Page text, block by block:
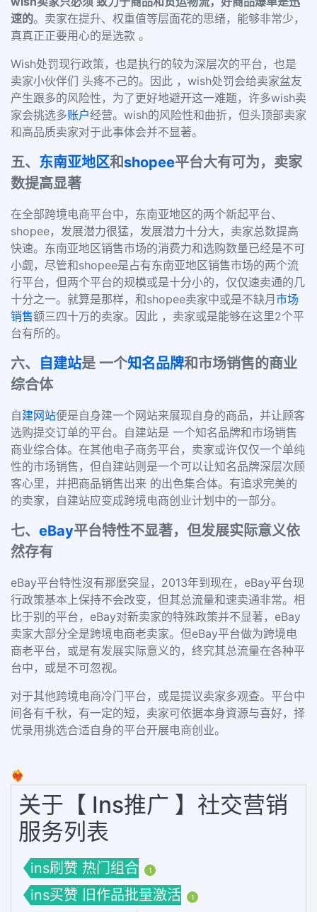
速的。卖家在提升、权重值等层面花的思绪，能够非常少，
真真正正要用心的是选款 。
Wish处罚现行政策，也是执行的较为深层次的平台，也是
卖家小伙伴们 头疼不己的。因此 ， wish处罚会给卖家盆友
产生跟多的风险性，为了更好地避开这一难题，许多wish卖
家会挑选多账户经营。 wish的风险性和曲折，但头顶部卖家
和高品质卖家对于此事体会并不显著。
五、 东南亚地区和shopee平台大有可为，卖家
数提高显著
在全部跨境电商平台中，东南亚地区的两个新起平台、
shopee，发展潜力很猛，发展潜力十分大，卖家总数提高
快速。东南亚地区销售市场的消费力和选购数量已经是不可
小觑，尽管和shopee是占有东南亚地区销售市场的两个流
行平台，但两个平台的规模或是十分小的，仅仅速卖通的几
十分之一。就算是那样， 和shopee卖家中或是不缺月市场
销售额三四十万的卖家。因此 ，卖家或是能够在这里2个平
台有所的。
六、 自建站是 一个知名品牌和市场销售的商业
综合体
自建网站便是自身建一个网站来展现自身的商品，并让顾客
选购提交订单的平台。自建站是 一个知名品牌和市场销售
商业综合体。在其他电子商务平台，卖家或许仅仅一个单纯
性的市场销售，但自建站则是一个可以让知名品牌深层次顾
客心里，并把商品销售出来 的出色集合体。有追求完美的
的卖家，自建站应变成跨境电商创业计划中的一部分。
七、 eBay平台特性不显著，但发展实际意义依
然存有
eBay平台特性沒有那麼突显， 2013年到现在， eBay平台现
行政策基本上保持不会改变，但其总流量和速卖通非常。相
比于别的平台， eBay对新卖家的特殊政策并不显著， eBay
卖家大部分全是跨境电商老卖家。但eBay平台做为跨境电
商老平台，或是有发展实际意义的，终究其总流量在各种平
台中，或是不可忽视。
对于其他跨境电商冷门平台，或是提议卖家多观查。 平台中
间各有千秋，有一定的短，卖家可依据本身資源与喜好，择
优录用挑选合适自身的平台开展电商创业。
❤️‍🔥
关于【 Ins推广 】社交营销
服务列表
ins刷赞 热门组合 1
ins买赞 旧作品批量激活 1